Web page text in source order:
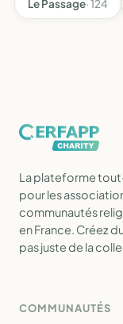
Le Passage· 124
La plateforme
pour les
communautés
en France. Créez
pas juste de la
COMMUNAUTÉS